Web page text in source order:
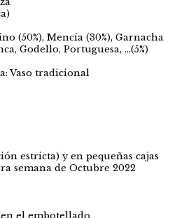
(50%), Mencía (30%), Garnacha
Godello, Portuguesa, ...(5%)
Vaso tradicional
estricta) y en pequeñas cajas
semana de Octubre 2022
el embotellado